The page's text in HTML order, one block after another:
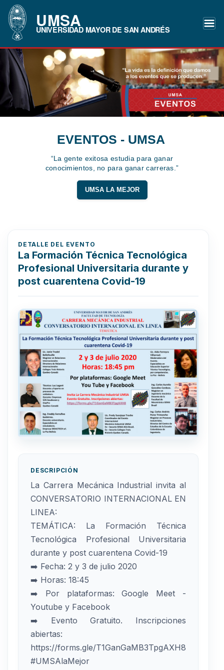
UMSA
UNIVERSIDAD MAYOR DE SAN ANDRÉS
EVENTOS - UMSA
“La gente exitosa estudia para ganar
conocimientos, no para ganar carreras.”
UMSA LA MEJOR
DETALLE DEL EVENTO
La Formación Técnica Tecnológica
Profesional Universitaria durante y
post cuarentena Covid-19
DESCRIPCIÓN
La Carrera Mecánica Industrial invita al
CONVERSATORIO INTERNACIONAL EN
LINEA:
TEMÁTICA: La Formación Técnica
Tecnológica Profesional Universitaria
durante y post cuarentena Covid-19
➡️ Fecha: 2 y 3 de julio 2020
➡️ Horas: 18:45
➡️ Por plataformas: Google Meet -
Youtube y Facebook
➡️ Evento Gratuito. Inscripciones
abiertas:
https://forms.gle/T1GanGaMB3TpgAXH8
#UMSAlaMejor